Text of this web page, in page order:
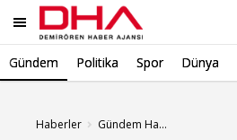
Gündem Politika Spor Dünya
Haberler Gündem Haberleri